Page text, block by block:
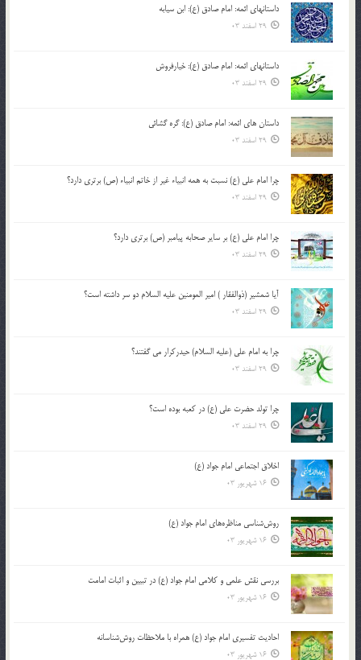
داستانهای ائمه: امام صادق (ع): ابن سیابه
29 اسفند 03
داستانهای ائمه: امام صادق (ع): خیارفروش
29 اسفند 03
داستان های ائمه: امام صادق (ع): گره گشائی
29 اسفند 03
چرا امام علی (ع) نسبت به همه انبیاء غیر از خاتم انبیاء (ص) برتری دارد؟
29 اسفند 03
چرا امام علی (ع) بر سایر صحابه پیامبر (ص) برتری دارد؟
29 اسفند 03
آیا شمشیر (ذوالفقار ) امیر المومنین علیه السلام دو سر داشته است؟
29 اسفند 03
چرا به امام علی (علیه السلام) حیدرکرار می گفتند؟
29 اسفند 03
چرا تولد حضرت علی (ع) در کعبه بوده است؟
29 اسفند 03
اخلاق اجتماعی امام جواد (ع)
16 شهریور 03
روش‌شناسی مناظره‌های امام جواد (ع)
16 شهریور 03
بررسی نقش علمی و کلامی امام جواد (ع) در تبیین و اثبات امامت
16 شهریور 03
احادیث تفسیری امام جواد (ع) همراه با ملاحظات روش‌شناسانه
16 شهریور 03